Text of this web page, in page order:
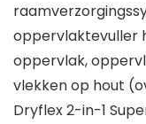
oppervlaktevuller
oppervlak,
vlekken op hout
Dryflex 2-in-1